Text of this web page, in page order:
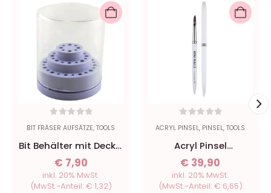
BIT FRÄSER AUFSÄTZE, TOOLS
Bit Behälter mit Deckel
für 48 Stk Bit White
€ 7,90
inkl. 20% MwSt.
(MwSt.-Anteil: € 1,32)
ACRYL PINSEL, PINSEL, TOOLS
Acryl Pinsel
Naturhaarpinsel –
Kolinsky #8
€ 39,90
inkl. 20% MwSt.
(MwSt.-Anteil: € 6,65)